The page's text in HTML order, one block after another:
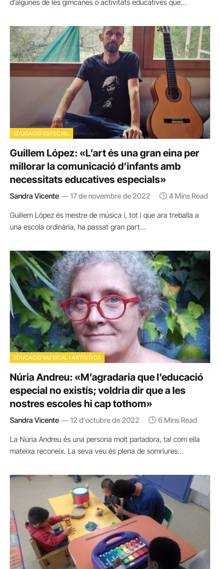
d’algunes de les gimcanes o activitats educatives que…
EDUCACIÓ ESPECIAL
Guillem López: «L’art és una gran eina per
millorar la comunicació d’infants amb
necessitats educatives especials»
Sandra Vicente 17 de novembre de 2022 4 Mins Read
Guillem López és mestre de música i, tot i que ara treballa a
una escola ordinària, ha passat gran part…
EDUCACIÓ MUSICAL I ARTÍSTICA
Núria Andreu: «M’agradaria que l’educació
especial no existís; voldria dir que a les
nostres escoles hi cap tothom»
Sandra Vicente 12 d'octubre de 2022 6 Mins Read
La Núria Andreu és una persona molt parladora, tal com ella
mateixa reconeix. La seva veu és plena de somriures…